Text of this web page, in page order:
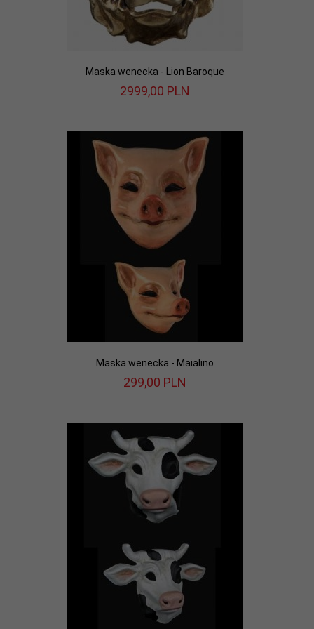
Maska wenecka - Lion Baroque
2999,00 PLN
Maska wenecka - Maialino
299,00 PLN